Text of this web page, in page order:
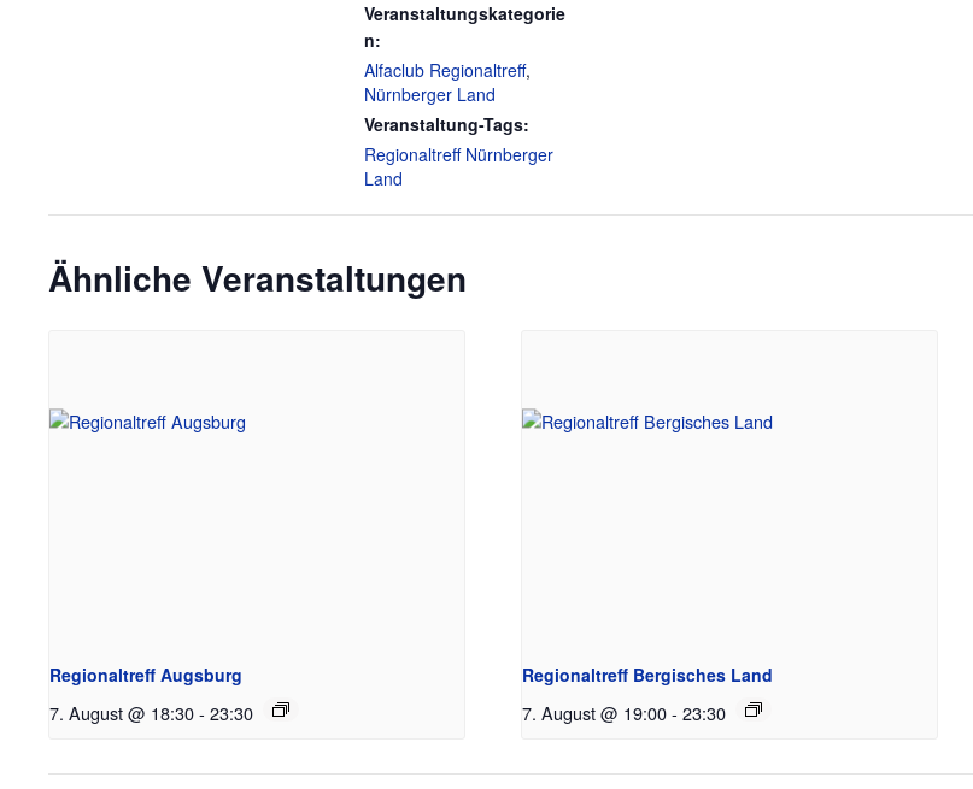
Veranstaltungskategorie
n:
Alfaclub Regionaltreff,
Nürnberger Land
Veranstaltung-Tags:
Regionaltreff Nürnberger
Land
Ähnliche Veranstaltungen
Regionaltreff Augsburg
7. August @ 18:30- 23:30
Regionaltreff Bergisches Land
7. August @ 19:00 - 23:30